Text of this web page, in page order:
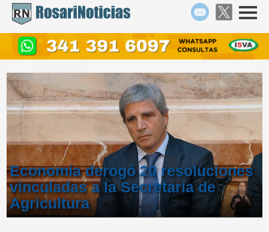
Economía derogó 20 resoluciones
vinculadas a la Secretaría de
Agricultura